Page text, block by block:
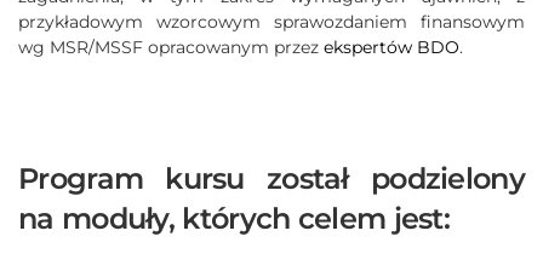
przykładowym wzorcowym sprawozdaniem finansowym
wg MSR/MSSF opracowanym przez ekspertów BDO.
Program kursu został podzielony
na moduły, których celem jest: